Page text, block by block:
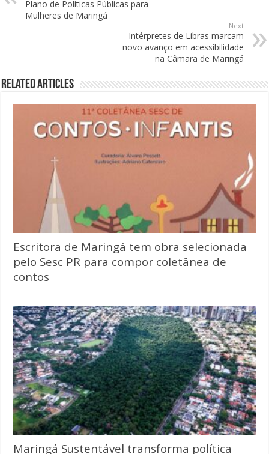
Plano de Políticas Públicas para
Mulheres de Maringá
Next
Intérpretes de Libras marcam
novo avanço em acessibilidade
na Câmara de Maringá
Related Articles
Escritora de Maringá tem obra selecionada
pelo Sesc PR para compor coletânea de
contos
Maringá Sustentável transforma política